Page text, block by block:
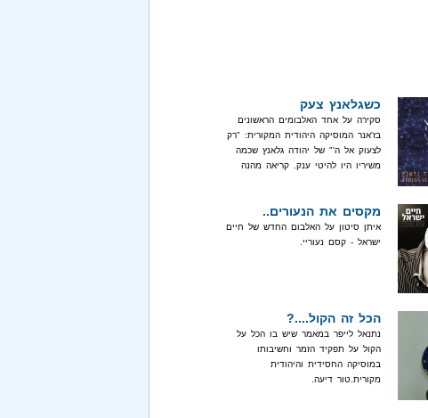
כשגלאנץ צעק
סקירה על אחד האלבומים הראשונים
בז'אנר המוסיקה היהודית המקורית: "רק
לצעוק אל ה'" של יהודה גלאנץ שכמה
משיריו היו להיטי ענק. קריאה מהנה
מקסים את הנעורים..
איתן סיטון על האלבום החדש של חיים
ישראל - קסם נעוריי.
הכל זה הקול....?
נתנאל לייפר במאמר שיש בו הכל על
הקול על תפקיד הזמר וחשיבותו
במוסיקה החסידית והיהודית
מקורית.טור דיעה.